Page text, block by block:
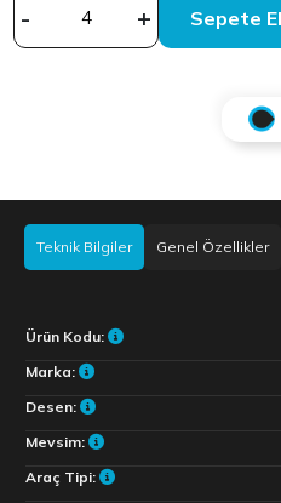
- +
Teknik Bilgiler Genel Özellikler
Ürün Kodu:
Marka:
Desen:
Mevsim:
Araç Tipi: